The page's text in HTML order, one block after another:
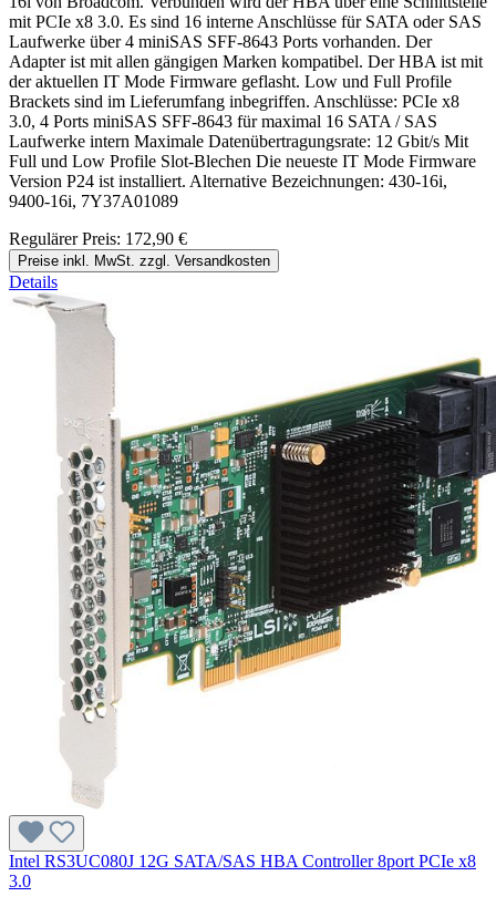
mit PCIe x8 3.0. Es sind 16 interne Anschlüsse für SATA oder SAS
Laufwerke über 4 miniSAS SFF-8643 Ports vorhanden. Der
Adapter ist mit allen gängigen Marken kompatibel. Der HBA ist mit
der aktuellen IT Mode Firmware geflasht. Low und Full Profile
Brackets sind im Lieferumfang inbegriffen. Anschlüsse: PCIe x8
3.0, 4 Ports miniSAS SFF-8643 für maximal 16 SATA / SAS
Laufwerke intern Maximale Datenübertragungsrate: 12 Gbit/s Mit
Full und Low Profile Slot-Blechen Die neueste IT Mode Firmware
Version P24 ist installiert. Alternative Bezeichnungen: 430-16i,
9400-16i, 7Y37A01089
Regulärer Preis: 172,90 €
Preise inkl. MwSt. zzgl. Versandkosten
Details
Intel RS3UC080J 12G SATA/SAS HBA Controller 8port PCIe x8
3.0